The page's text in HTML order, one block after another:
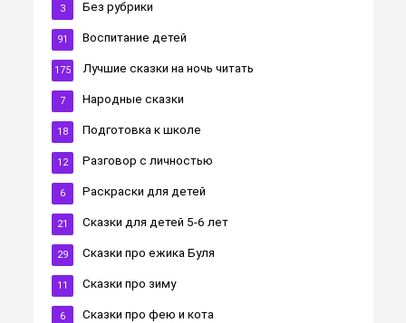
Без рубрики
3
Воспитание детей
91
Лучшие сказки на ночь читать
175
Народные сказки
7
Подготовка к школе
18
Разговор с личностью
12
Раскраски для детей
6
Сказки для детей 5-6 лет
21
Сказки про ежика Буля
29
Сказки про зиму
11
Сказки про фею и кота
6